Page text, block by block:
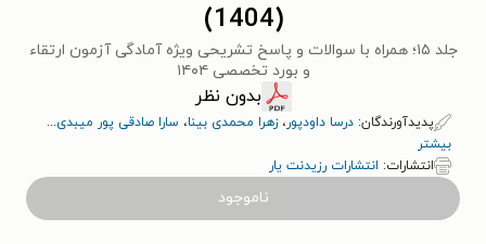
(1404)
جلد ۱۵؛ همراه با سوالات و پاسخ تشریحی ویژه آمادگی آزمون ارتقاء
و بورد تخصصی ۱۴۰۴
بدون نظر
پدیدآورندگان: درسا داودپور، زهرا محمدی بینا، سارا صادقی پور میبدی...
بیشتر
انتشارات: انتشارات رزیدنت یار
ناموجود